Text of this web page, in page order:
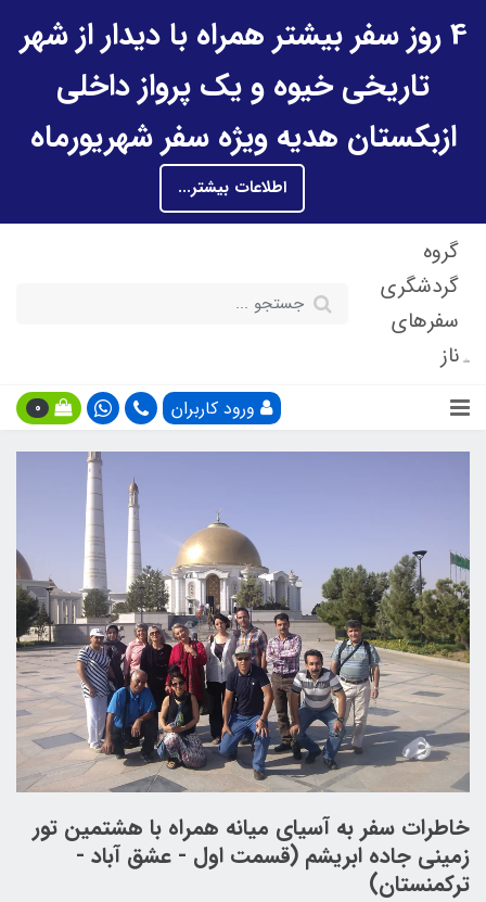
4 روز سفر بیشتر همراه با دیدار از شهر
تاریخی خیوه و یک پرواز داخلی
ازبکستان هدیه ویژه سفر شهریورماه
اطلاعات بیشتر...
گروه
گردشگری
سفرهای
ناز
ورود کاربران 0
خاطرات سفر به آسیای میانه همراه با هشتمین تور
زمینی جاده ابریشم (قسمت اول - عشق آباد -
ترکمنستان)